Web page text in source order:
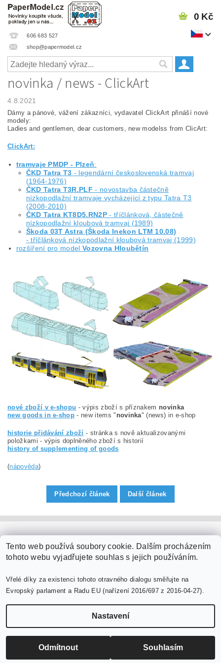
606 683 527
shop@papermodel.cz
0 Kč
novinka / news - ClickArt
4.8.2021
Dámy a pánové, vážení zákazníci, vydavatel ClickArt přináší nové
modely:
Ladies and gentlemen, dear customers, new modelss from ClicArt:
ClickArt:
tramvaje PMDP - Plzeň:
ČKD Tatra T3 - legendární československá tramvaj
(1964-1976)
ČKD Tatra T3R.PLF - novostavba částečně
nízkopodlažní tramvaje vycházející z typu Tatra T3
(2008-2010)
ČKD Tatra KT8D5.RN2P - tříčlánková, částečně
nízkopodlažní kloubová tramvaj (1989)
Škoda 03T Astra (Škoda Inekon LTM 10.08)
- tříčlánková nízkopodlažní kloubová tramvaj (1999)
rozšíření pro model Vozovna Hloubětín
nové zboží v e-shopu - výpis zboží s příznakem novinka
new goods in e-shop - new items " novinka" (news) in e-shop
historie přidávání zboží - stránka s nově aktualizovanými
položkami - výpis doplněného zboží s historií
history of supplementing of goods
(nápověda)
Předchozí článek Další článek
Vytvořil Shoptet
-->
Tento web používá soubory cookie. Dalším procházením
tohoto webu vyjadřujete souhlas s jejich používáním.
Vřelé díky za existenci tohoto otravného dialogu směřujte na
Evropský parlament a Radu EU (nařízení 2016/697 z 2016-04-27).
Nastavení
Odmítnout Souhlasím